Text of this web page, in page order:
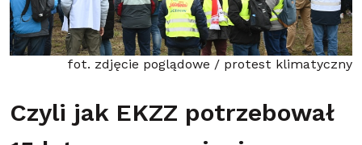
fot. zdjęcie poglądowe / protest klimatyczny
Czyli jak EKZZ potrzebował